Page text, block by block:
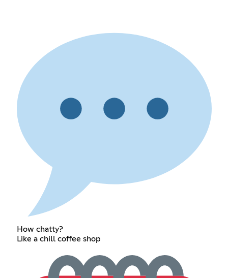
How chatty?
Like a chill coffee shop